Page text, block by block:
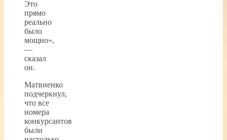
Это
прямо
реально
было
мощно»,
—
сказал
он.
Матвиенко
подчеркнул,
что все
номера
конкурсантов
были